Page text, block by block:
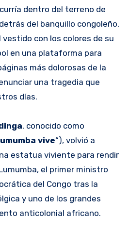
dentro del terreno de
del banquillo congoleño,
con los colores de su
en una plataforma para
más dolorosas de la
una tragedia que
días.
, conocido como
vive“), volvió a
estatua viviente para rendir
el primer ministro
del Congo tras la
y uno de los grandes
anticolonial africano.